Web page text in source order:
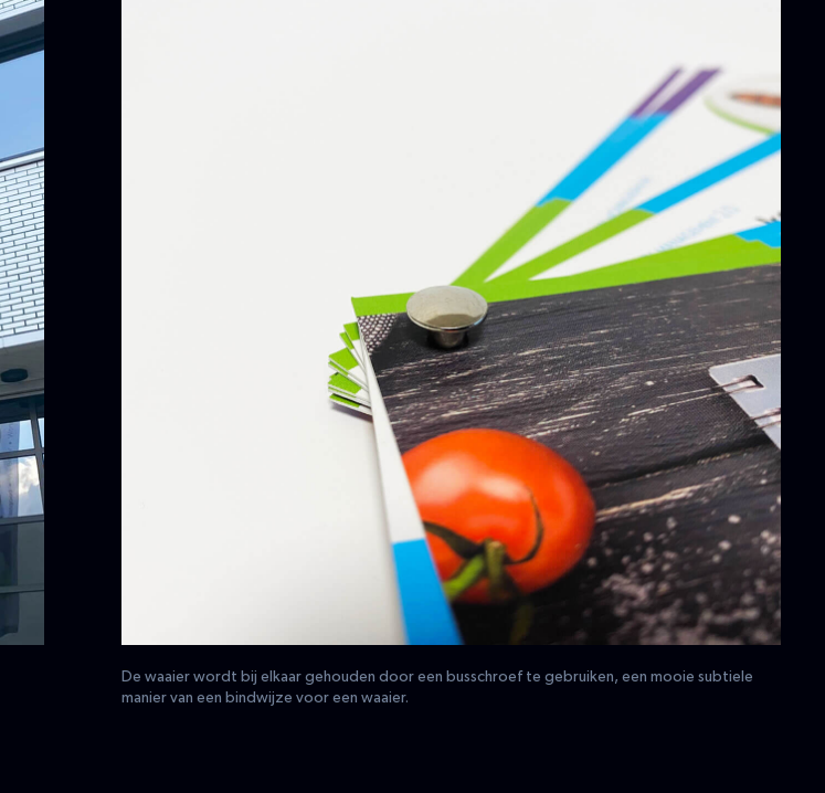
De waaier wordt bij elkaar gehouden door een busschroef te gebruiken, een mooie subtiele
manier van een bindwijze voor een waaier.